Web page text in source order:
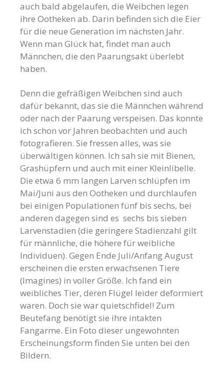
auch bald abgelaufen, die Weibchen legen
ihre Ootheken ab. Darin befinden sich die Eier
für die neue Generation im nächsten Jahr.
Wenn man Glück hat, findet man auch
Männchen, die den Paarungsakt überlebt
haben.
Denn die gefräßigen Weibchen sind auch
dafür bekannt, das sie die Männchen während
oder nach der Paarung verspeisen. Das konnte
ich schon vor Jahren beobachten und auch
fotografieren. Sie fressen alles, was sie
überwältigen können. Ich sah sie mit Bienen,
Grashüpfern und auch mit einer Kleinlibelle.
Die etwa 6 mm langen Larven schlüpfen im
Mai/Juni aus den Ootheken und durchlaufen
bei einigen Populationen fünf bis sechs, bei
anderen dagegen sind es sechs bis sieben
Larvenstadien (die geringere Stadienzahl gilt
für männliche, die höhere für weibliche
Individuen). Gegen Ende Juli/Anfang August
erscheinen die ersten erwachsenen Tiere
(Imagines) in voller Größe. Ich fand ein
weibliches Tier, deren Flügel leider deformiert
waren. Doch sie war quietschfidel! Zum
Beutefang benötigt sie ihre intakten
Fangarme. Ein Foto dieser ungewohnten
Erscheinungsform finden Sie unten bei den
Bildern.